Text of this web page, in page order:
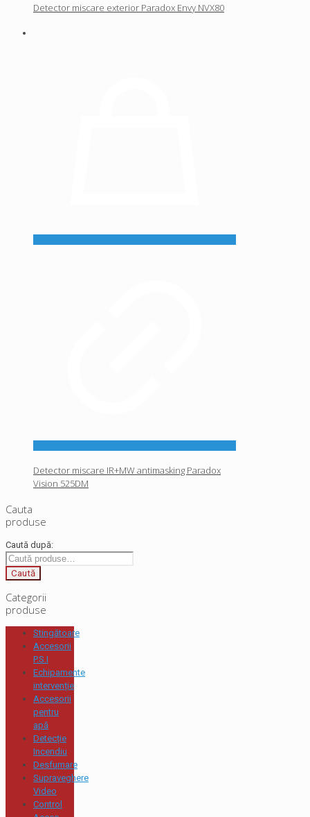
Detector miscare exterior Paradox Envy NVX80
Detector miscare IR+MW antimasking Paradox
Vision 525DM
Cauta
produse
Caută după:
Caută
Categorii
produse
Stingătoare
Accesorii
P.S.I
Echipamente
intervenție
Accesorii
pentru
apă
Detecție
Incendiu
Desfumare
Supraveghere
Video
Control